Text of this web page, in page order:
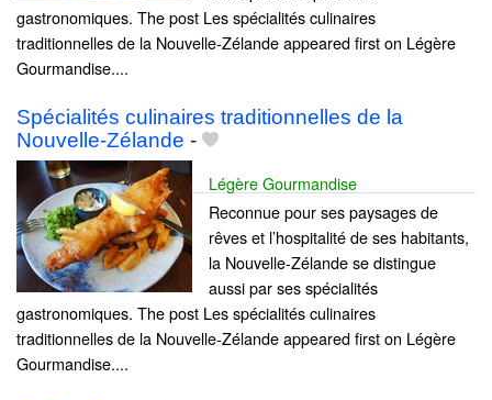
gastronomiques. The post Les spécialités culinaires
traditionnelles de la Nouvelle-Zélande appeared first on Légère
Gourmandise....
Spécialités culinaires traditionnelles de la
Nouvelle-Zélande -
Légère Gourmandise
Reconnue pour ses paysages de
rêves et l’hospitalité de ses habitants,
la Nouvelle-Zélande se distingue
aussi par ses spécialités
gastronomiques. The post Les spécialités culinaires
traditionnelles de la Nouvelle-Zélande appeared first on Légère
Gourmandise....